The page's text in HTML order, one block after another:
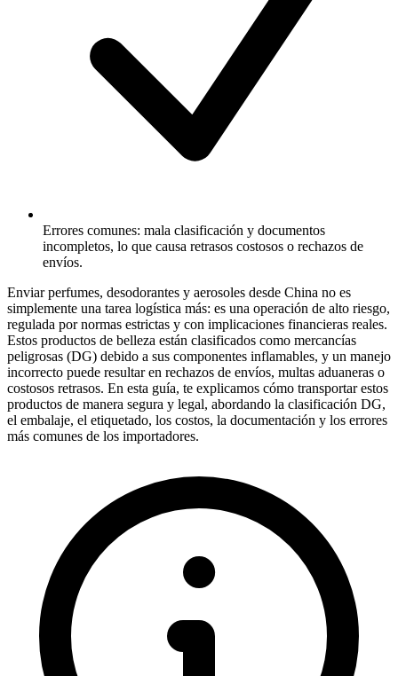
Errores comunes: mala clasificación y documentos
incompletos, lo que causa retrasos costosos o rechazos de
envíos.
Enviar perfumes, desodorantes y aerosoles desde China no es
simplemente una tarea logística más: es una operación de alto riesgo,
regulada por normas estrictas y con implicaciones financieras reales.
Estos productos de belleza están clasificados como mercancías
peligrosas (DG) debido a sus componentes inflamables, y un manejo
incorrecto puede resultar en rechazos de envíos, multas aduaneras o
costosos retrasos. En esta guía, te explicamos cómo transportar estos
productos de manera segura y legal, abordando la clasificación DG,
el embalaje, el etiquetado, los costos, la documentación y los errores
más comunes de los importadores.